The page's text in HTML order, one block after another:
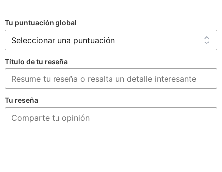
Tu puntuación global
Título de tu reseña
Tu reseña